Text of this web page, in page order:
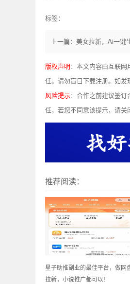
标签：
上一篇：美女拉新，Ai一键
版权声明 ：本文内容由互联
任。请勿盲目下载注册。如发
风险提示：合作之前建议签
任，若您不同意该提示，请关
推荐阅读：
星子助推副业的最佳平台，做网
拉新，小说推广都可以！